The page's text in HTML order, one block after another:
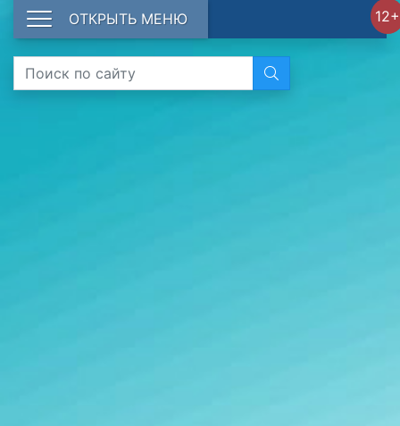
12+
ОТКРЫТЬ МЕНЮ